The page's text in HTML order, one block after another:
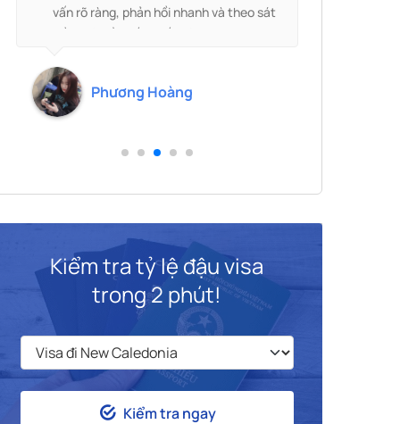
vấn rõ ràng, phản hồi nhanh và theo sát
hồ sơ từ đầu đến cuối. Mình nhận được
thuận lợi. Rất đáng để lựa chọn và sẽ
tiếp tục ủng hộ!
Phương Hoàng
Kiểm tra tỷ lệ đậu visa
trong 2 phút!
Kiểm tra ngay